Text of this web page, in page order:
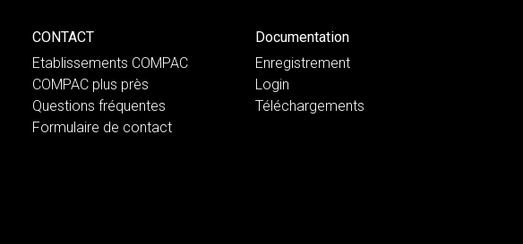
CONTACT
Etablissements COMPAC
COMPAC plus près
Questions fréquentes
Formulaire de contact
Documentation
Enregistrement
Login
Téléchargements